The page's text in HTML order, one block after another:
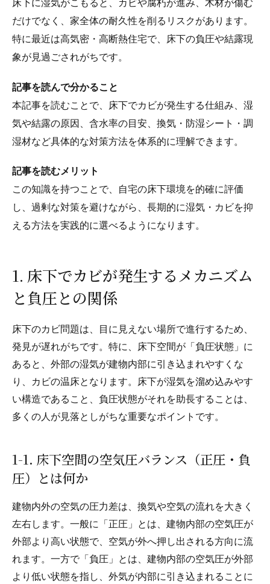
床下に湿気がこもると、カビや腐朽が進み、木材が傷む
だけでなく、家全体の耐久性を削るリスクがあります。
特に最近は高気密・高断熱住宅で、床下の負圧や結露現
象が見過ごされがちです。
記事を読んで分かること
本記事を読むことで、床下でカビが発生する仕組み、湿
気や結露の原因、含水率の目安、換気・防湿シート・調
湿材など具体的な対策方法を体系的に理解できます。
記事を読むメリット
この知識を持つことで、自宅の床下環境を的確に評価
し、過剰な対策を避けながら、長期的に湿気・カビを抑
える方法を実践的に選べるようになります。
1. 床下でカビが発生するメカニズム
と負圧との関係
床下のカビ問題は、目に見えない場所で進行するため、
発見が遅れがちです。特に、床下空間が「負圧状態」に
あると、外部の湿気が建物内部に引き込まれやすくな
り、カビの温床となります。床下が湿気を溜め込みやす
い構造であること、負圧状態がそれを助長することは、
多くの人が見落としがちな重要なポイントです。
1-1. 床下空間の空気圧バランス（正圧・負
圧）とは何か
建物内外の空気の圧力差は、換気や空気の流れを大きく
左右します。一般に「正圧」とは、建物内部の空気圧が
外部より高い状態で、空気が外へ押し出される方向に流
れます。一方で「負圧」とは、建物内部の空気圧が外部
より低い状態を指し、外気が内部に引き込まれることに